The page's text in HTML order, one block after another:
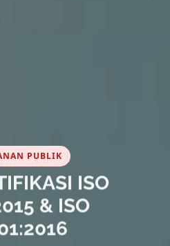
PUBLIK
ISO
& ISO